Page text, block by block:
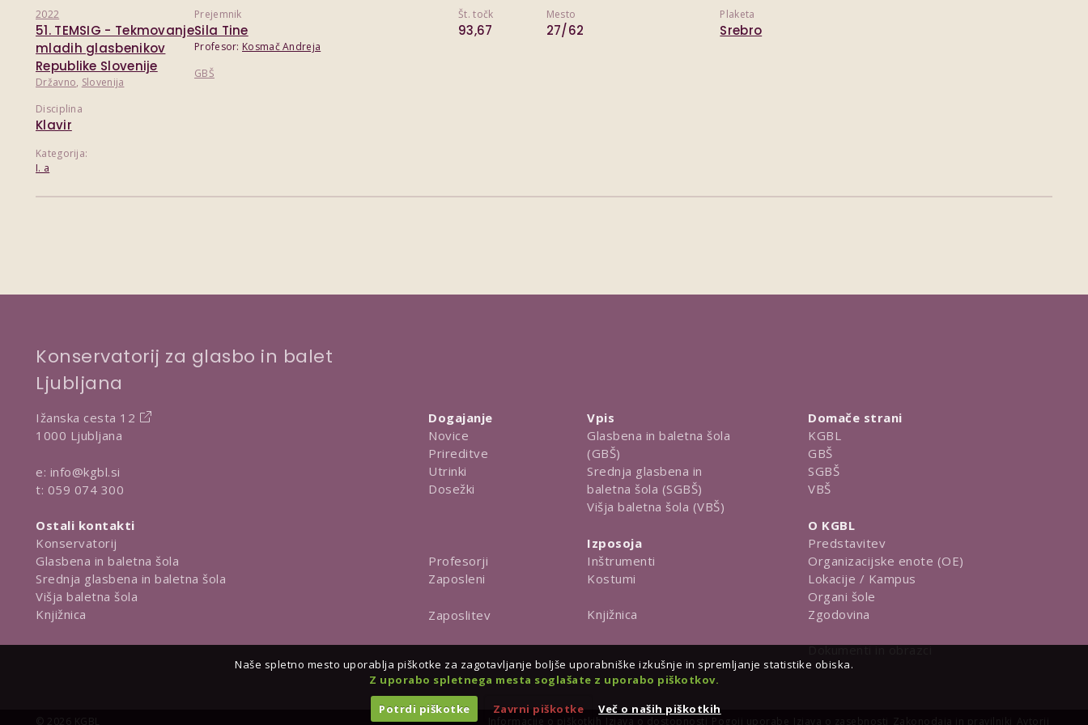
2022
51. TEMSIG - Tekmovanje
mladih glasbenikov
Republike Slovenije
Državno, Slovenija
Disciplina
Klavir
Kategorija:
I. a
Prejemnik
Sila Tine
Profesor: Kosmač Andreja
GBŠ
Št. točk
93,67
Mesto
27/62
Plaketa
Srebro
Konservatorij za glasbo in balet
Ljubljana
Ižanska cesta 12
1000 Ljubljana
e: info@kgbl.si
t: 059 074 300
Ostali kontakti
Konservatorij
Glasbena in baletna šola
Srednja glasbena in baletna šola
Višja baletna šola
Knjižnica
Dogajanje
Novice
Prireditve
Utrinki
Dosežki
Profesorji
Zaposleni
Zaposlitev
Vpis
Glasbena in baletna šola
(GBŠ)
Srednja glasbena in
baletna šola (SGBŠ)
Višja baletna šola (VBŠ)
Izposoja
Inštrumenti
Kostumi
Knjižnica
Domače strani
KGBL
GBŠ
SGBŠ
VBŠ
O KGBL
Predstavitev
Organizacijske enote (OE)
Lokacije / Kampus
Organi šole
Zgodovina
Dokumenti in obrazci
© 2026 KGBL Informacije o piškotkih Izjava o dostopnosti Pogoji uporabe Izjava o zasebnosti Zakonodaja in pravilniki Avtorji
Naše spletno mesto uporablja piškotke za zagotavljanje boljše uporabniške izkušnje in spremljanje statistike obiska.
Z uporabo spletnega mesta soglašate z uporabo piškotkov.
Potrdi piškotke
Zavrni piškotke Več o naših piškotkih